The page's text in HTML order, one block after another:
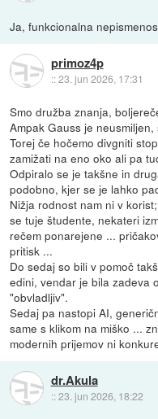
Ja, funkcionalna
primoz4p
::23. jun 2026, 17:31
Smo družba znanja,
Ampak Gauss je
Torej če hočemo divgniti
zamižati na eno oko ali pa
Odpiralo se je takšne in
podobno, kjer se je lahko
Nižja rodnost nam ni v
se tuje študente, nekateri
rečem ponarejene ...
pritisk ...
Do sedaj so bili v pomoč
edini, vendar je bila zadeva
"obvladljiv".
Sedaj pa nastopi AI,
same s klikom na miško ...
modernih prijemov ni
dr.Akula
::23. jun 2026, 18:22